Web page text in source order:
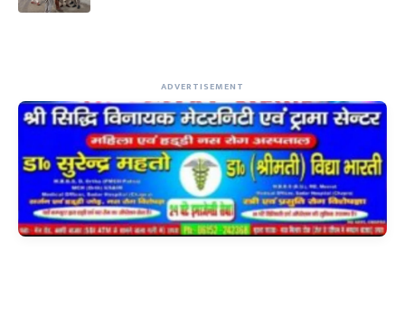
ADVERTISEMENT